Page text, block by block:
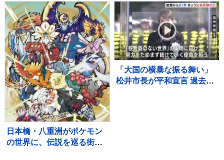
（34）を書類送検 当時男
性は睡眠時無呼吸症候群 危
険運転致死疑いでも捜査
の消費税「2年間1％」の基
本方針を政府が閣議決定
【news23】
日本橋・八重洲がポケモン
の世界に、伝説を巡る街歩
「大国の横暴な振る舞い」
松井市長が平和宣言 過去最